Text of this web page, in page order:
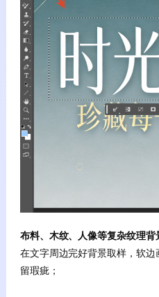
布料、木纹、人像等复杂纹理背
在文字周边完好背景取样，软
留瑕疵；